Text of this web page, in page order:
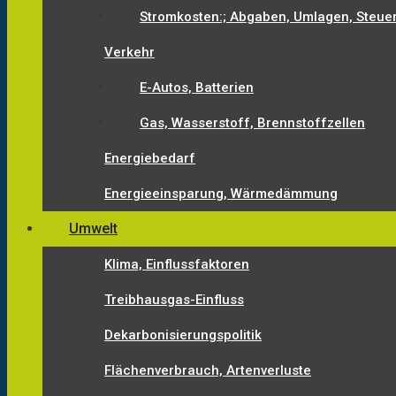
Stromkosten:; Abgaben, Umlagen,
Verkehr
E-Autos, Batterien
Gas, Wasserstoff, Brennstoffzellen
Energiebedarf
Energieeinsparung, Wärmedämmung
Umwelt
Klima, Einflussfaktoren
Treibhausgas-Einfluss
Dekarbonisierungspolitik
Flächenverbrauch, Artenverluste